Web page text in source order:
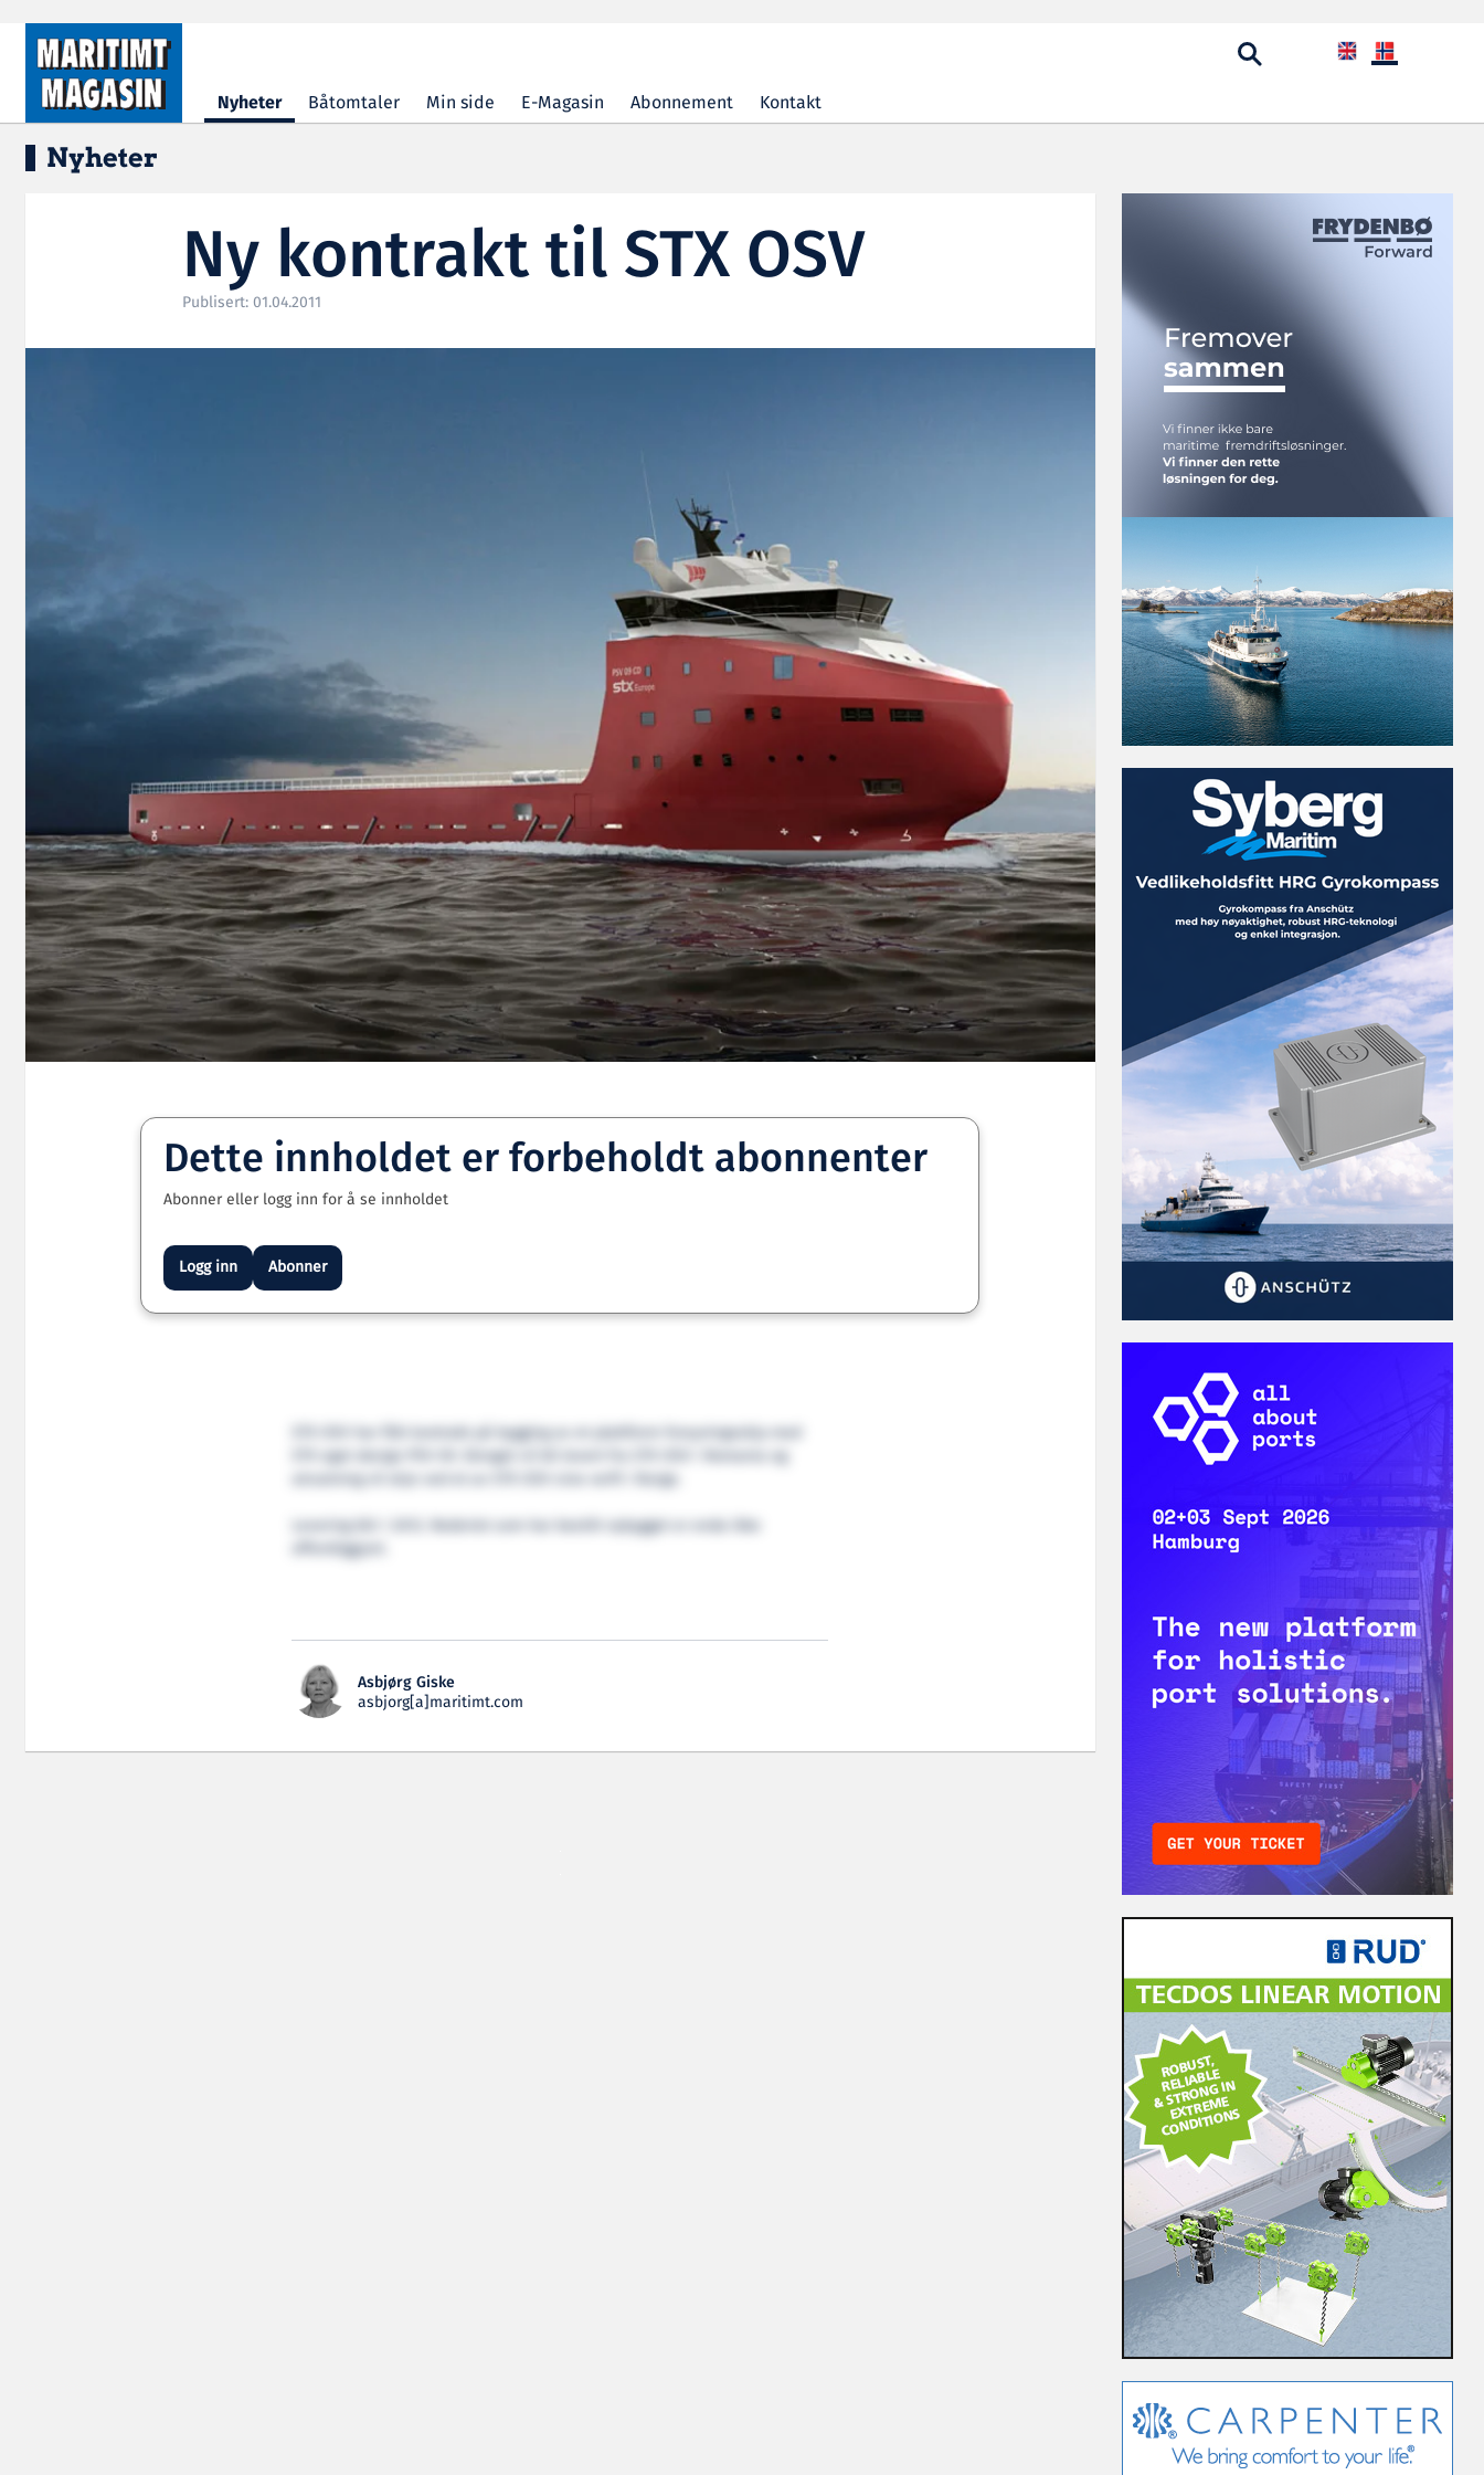
Hopp til hovedinnhold
Nyheter Båtomtaler Min side E-Magasin Abonnement Kontakt
Nyheter
Ny kontrakt til STX OSV
Publisert: 01.04.2011
Dette innholdet er forbeholdt abonnenter
Abonner eller logg inn for å se innholdet
Logg inn Abonner
STX OSV har fått kontrakt på bygging av et plattform forsyningsskip med
STX eget design PSV 09. Skroget vil bli levert fra STX OSV i Romania og
utrustning vil skje ved et av STX OSV sine verft i Norge.
Levering blir i 2012. Rederiet som har bestilt nybygget er enda ikke
offentliggjort.
Asbjørg Giske
asbjorg[a]maritimt.com